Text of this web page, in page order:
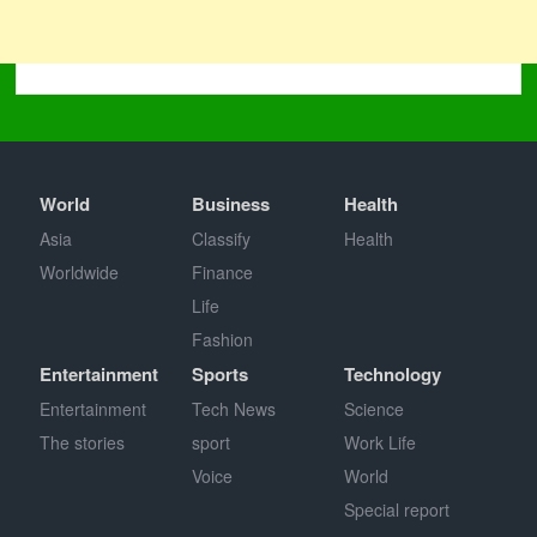
World
Asia
Worldwide
Business
Classify
Finance
Life
Fashion
Health
Health
Entertainment
Entertainment
The stories
Sports
Tech News
sport
Voice
Technology
Science
Work Life
World
Special report